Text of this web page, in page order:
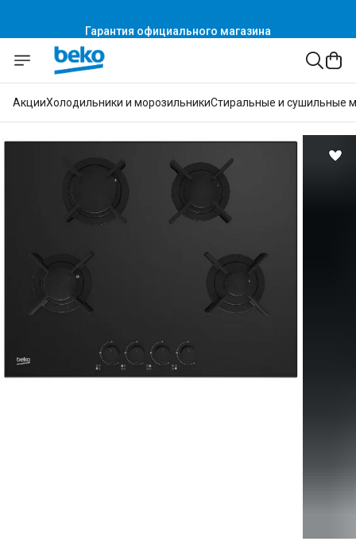
АкцииХолодильники и морозильникиСтиральные и сушильные